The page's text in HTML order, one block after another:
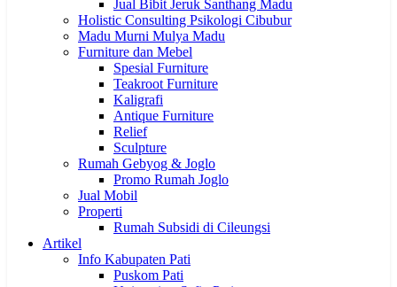
Jual Bibit Jeruk Santhang Madu
Holistic Consulting Psikologi Cibubur
Madu Murni Mulya Madu
Furniture dan Mebel
Spesial Furniture
Teakroot Furniture
Kaligrafi
Antique Furniture
Relief
Sculpture
Rumah Gebyog & Joglo
Promo Rumah Joglo
Jual Mobil
Properti
Rumah Subsidi di Cileungsi
Artikel
Info Kabupaten Pati
Puskom Pati